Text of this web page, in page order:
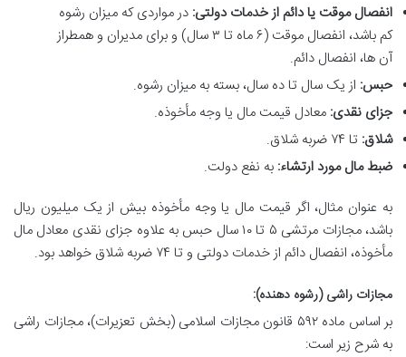
انفصال موقت یا دائم از خدمات دولتی: در مواردی که میزان رشوه
کم باشد، انفصال موقت (۶ ماه تا ۳ سال) و برای مدیران و همطراز
آن ها، انفصال دائم.
حبس: از یک سال تا ده سال، بسته به میزان رشوه.
جزای نقدی: معادل قیمت مال یا وجه مأخوذه.
شلاق: تا ۷۴ ضربه شلاق.
ضبط مال مورد ارتشاء: به نفع دولت.
به عنوان مثال، اگر قیمت مال یا وجه مأخوذه بیش از یک میلیون ریال
باشد، مجازات مرتشی ۵ تا ۱۰ سال حبس به علاوه جزای نقدی معادل مال
مأخوذه، انفصال دائم از خدمات دولتی و تا ۷۴ ضربه شلاق خواهد بود.
مجازات راشی (رشوه دهنده):
بر اساس ماده ۵۹۲ قانون مجازات اسلامی (بخش تعزیرات)، مجازات راشی
به شرح زیر است: